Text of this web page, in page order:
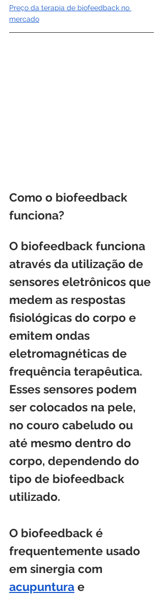
Preço da terapia de biofeedback no
mercado
Como o biofeedback
funciona?
O biofeedback funciona
através da utilização de
sensores eletrônicos que
medem as respostas
fisiológicas do corpo e
emitem ondas
eletromagnéticas de
frequência terapêutica.
Esses sensores podem
ser colocados na pele,
no couro cabeludo ou
até mesmo dentro do
corpo, dependendo do
tipo de biofeedback
utilizado.
O biofeedback é
frequentemente usado
em sinergia com
acupuntura e